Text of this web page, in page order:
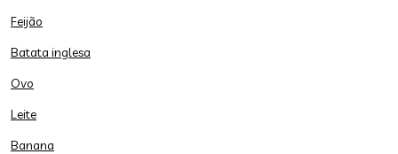
Feijão
Batata inglesa
Ovo
Leite
Banana